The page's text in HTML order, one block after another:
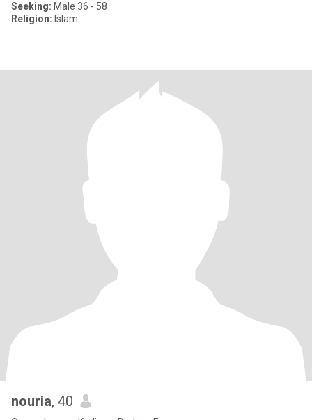
Seeking: Male 36 - 58
Religion: Islam
nouria, 40